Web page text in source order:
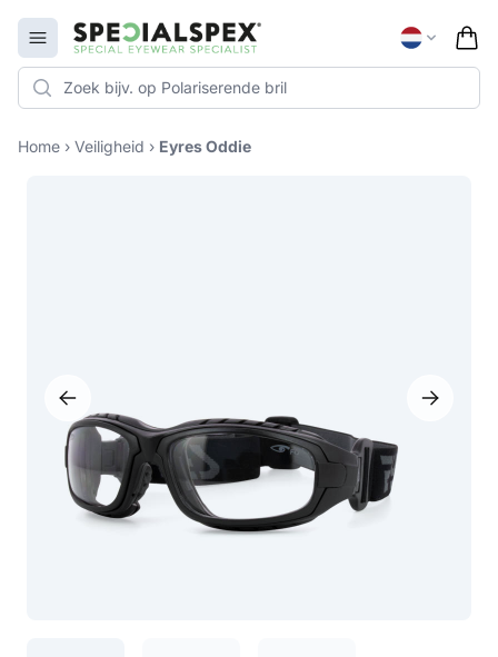
Open menu
Specialspex Logo
Home › Veiligheid › Eyres Oddie